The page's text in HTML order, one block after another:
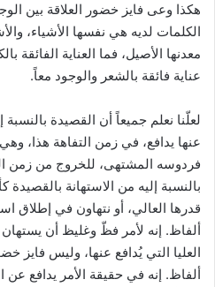
هكذا وعى فايز خضور العلاقة بين
الكلمات لديه هي نفسها الأشياء،
معدنها الأصيل، فما العناية الفائقة
عناية فائقة بالشعر والوجود معاً.
لعلّنا نعلم جميعاً أن القصيدة
عنها يدافع، في زمن التفاهة هذا،
فردوسه المشتهى، للخروج من زمن
بالنسبة إليه من الاستهانة بالقصيدة
قدرها العالي، أو نتهاون في
ألفاظ. إنه لأمر فظّ وغليظ أن
العليا التي يُدافع عنها، وليس
ألفاظ. إنه في حقيقة الأمر يدافع عن